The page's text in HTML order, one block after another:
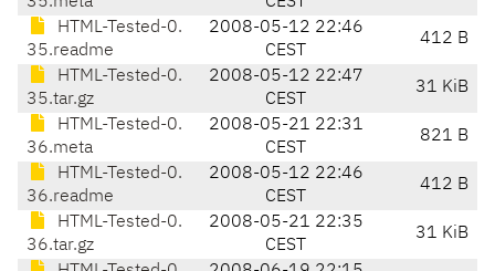
HTML-Tested-0.
35.readme
2008-05-12 22:46
CEST
412 B
HTML-Tested-0.
35.tar.gz
2008-05-12 22:47
CEST
31 KiB
HTML-Tested-0.
36.meta
2008-05-21 22:31
CEST
821 B
HTML-Tested-0.
36.readme
2008-05-12 22:46
CEST
412 B
HTML-Tested-0.
36.tar.gz
2008-05-21 22:35
CEST
31 KiB